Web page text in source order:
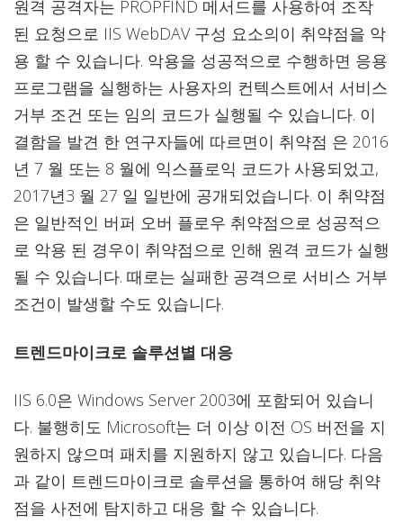
원격 공격자는 PROPFIND 메서드를 사용하여 조작
된 요청으로 IIS WebDAV 구성 요소의이 취약점을 악
용 할 수 있습니다. 악용을 성공적으로 수행하면 응용
프로그램을 실행하는 사용자의 컨텍스트에서 서비스
거부 조건 또는 임의 코드가 실행될 수 있습니다. 이
결함을 발견 한 연구자들에 따르면이 취약점 은 2016
년 7 월 또는 8 월에 익스플로익 코드가 사용되었고,
2017년3 월 27 일 일반에 공개되었습니다. 이 취약점
은 일반적인 버퍼 오버 플로우 취약점으로 성공적으
로 악용 된 경우이 취약점으로 인해 원격 코드가 실행
될 수 있습니다. 때로는 실패한 공격으로 서비스 거부
조건이 발생할 수도 있습니다.
트렌드마이크로 솔루션별 대응
IIS 6.0은 Windows Server 2003에 포함되어 있습니
다. 불행히도 Microsoft는 더 이상 이전 OS 버전을 지
원하지 않으며 패치를 지원하지 않고 있습니다. 다음
과 같이 트렌드마이크로 솔루션을 통하여 해당 취약
점을 사전에 탐지하고 대응 할 수 있습니다.